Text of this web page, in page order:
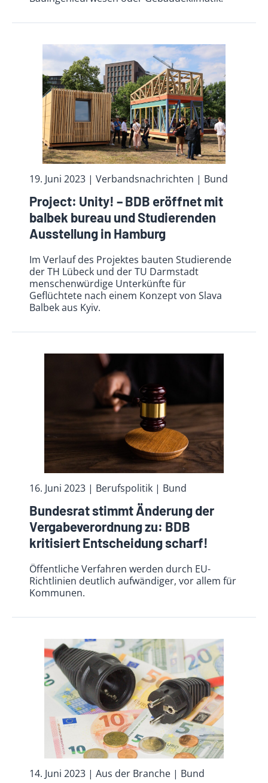
19. Juni 2023 | Verbandsnachrichten | Bund
Project: Unity! – BDB eröffnet mit
balbek bureau und Studierenden
Ausstellung in Hamburg
Im Verlauf des Projektes bauten Studierende
der TH Lübeck und der TU Darmstadt
menschenwürdige Unterkünfte für
Geflüchtete nach einem Konzept von Slava
Balbek aus Kyiv.
16. Juni 2023 | Berufspolitik | Bund
Bundesrat stimmt Änderung der
Vergabeverordnung zu: BDB
kritisiert Entscheidung scharf!
Öffentliche Verfahren werden durch EU-
Richtlinien deutlich aufwändiger, vor allem für
Kommunen.
14. Juni 2023 | Aus der Branche | Bund